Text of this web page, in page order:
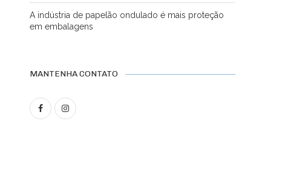
A indústria de papelão ondulado é mais proteção
em embalagens
MANTENHA CONTATO